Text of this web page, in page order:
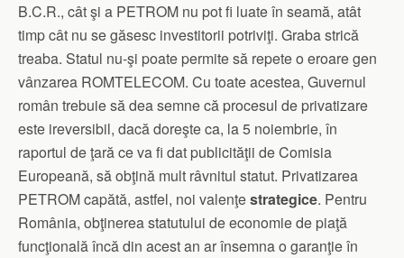
B.C.R., cât şi a PETROM nu pot fi luate în seamă, atât
timp cât nu se găsesc investitorii potriviţi. Graba strică
treaba. Statul nu-şi poate permite să repete o eroare gen
vânzarea ROMTELECOM. Cu toate acestea, Guvernul
român trebuie să dea semne că procesul de privatizare
este ireversibil, dacă doreşte ca, la 5 noiembrie, în
raportul de ţară ce va fi dat publicităţii de Comisia
Europeană, să obţină mult râvnitul statut. Privatizarea
PETROM capătă, astfel, noi valenţestrategice. Pentru
România, obţinerea statutului de economie de piaţă
funcţională încă din acest an ar însemna o garanţie în